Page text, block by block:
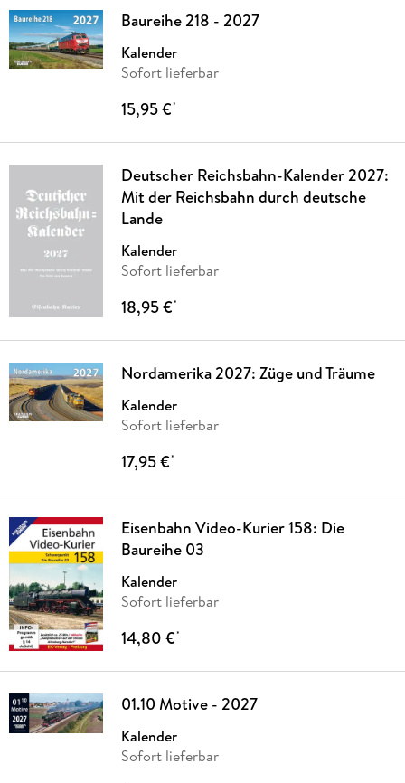
Baureihe 218 - 2027
Kalender
Sofort lieferbar
15,95 €*
Deutscher Reichsbahn-Kalender 2027:
Mit der Reichsbahn durch deutsche
Lande
Kalender
Sofort lieferbar
18,95 €*
Nordamerika 2027: Züge und Träume
Kalender
Sofort lieferbar
17,95 €*
Eisenbahn Video-Kurier 158: Die
Baureihe 03
Kalender
Sofort lieferbar
14,80 €*
01.10 Motive - 2027
Kalender
Sofort lieferbar